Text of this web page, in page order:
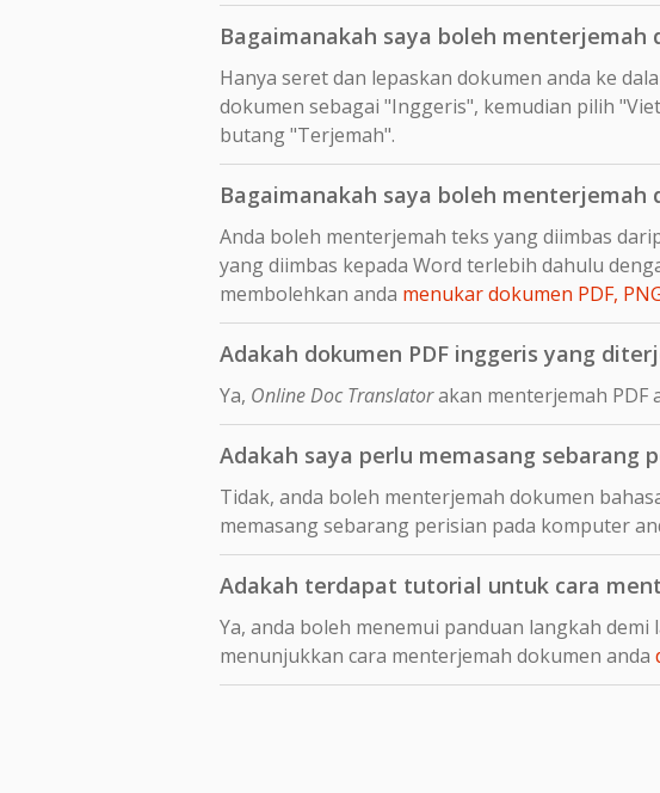
Bagaimanakah saya boleh
Hanya seret dan lepaskan dokumen anda ke
dokumen sebagai "Inggeris", kemudian pilih
butang "Terjemah".
Bagaimanakah saya boleh
Anda boleh menterjemah teks yang diimbas
yang diimbas kepada Word terlebih dahulu
membolehkan anda menukar dokumen PDF,
Adakah dokumen PDF inggeris yang
Ya, Online Doc Translatorakan menterjemah PDF
Adakah saya perlu memasang
Tidak, anda boleh menterjemah dokumen
memasang sebarang perisian pada komputer
Adakah terdapat tutorial untuk cara
Ya, anda boleh menemui panduan langkah demi
menunjukkan cara menterjemah dokumen anda